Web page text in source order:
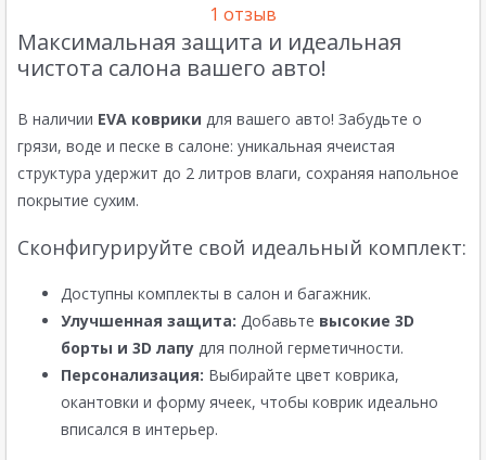
1 отзыв
Максимальная защита и идеальная
чистота салона вашего авто!
В наличии EVA коврики для вашего авто! Забудьте о
грязи, воде и песке в салоне: уникальная ячеистая
структура удержит до 2 литров влаги, сохраняя напольное
покрытие сухим.
Сконфигурируйте свой идеальный комплект:
Доступны комплекты в салон и багажник.
Улучшенная защита: Добавьте высокие 3D
борты и 3D лапу для полной герметичности.
Персонализация: Выбирайте цвет коврика,
окантовки и форму ячеек, чтобы коврик идеально
вписался в интерьер.